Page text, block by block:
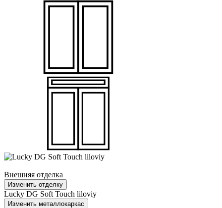
Внешняя отделка
Изменить отделку
Lucky DG Soft Touch liloviy
Изменить металлокаркас